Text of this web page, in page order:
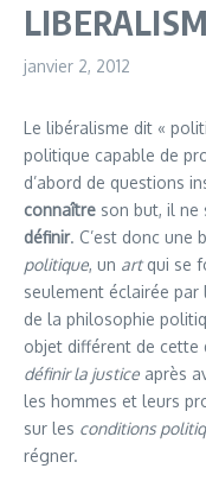
janvier 2, 2012
Le libéralisme dit «
politique capable de
d’abord de questions
connaître son but, il ne
définir. C’est donc une
politique, un artqui se
seulement éclairée
de la philosophie
objet différent de cette
définir la justice après
les hommes et leurs
sur les conditions
régner.